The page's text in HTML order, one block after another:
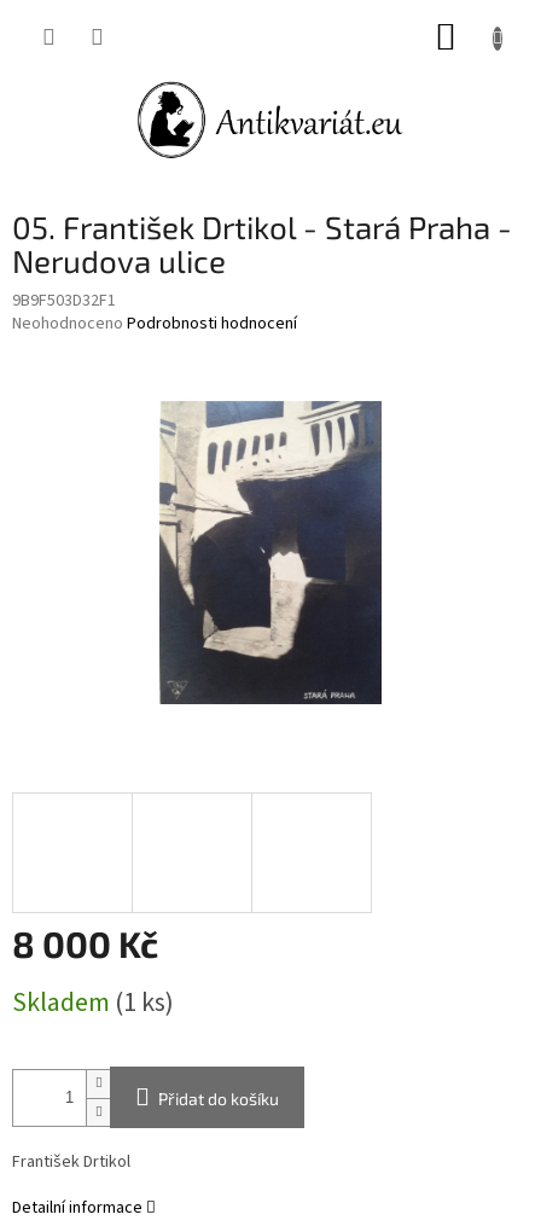
05. František Drtikol - Stará Praha -
Nerudova ulice
9B9F503D32F1
Průměrné
Neohodnoceno Podrobnosti hodnocení
8 000 Kč
cena:
Skladem (1 ks)
Přidat do košíku
František Drtikol
Detailní informace